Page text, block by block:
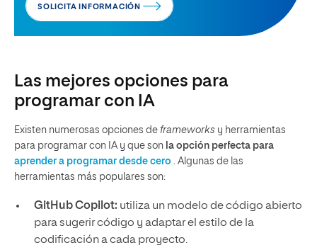
SOLICITA INFORMACIÓN
Las mejores opciones para
programar con IA
Existen numerosas opciones de frameworks y herramientas
para programar con IA y que son la opción perfecta para
aprender a programar desde cero . Algunas de las
herramientas más populares son:
GitHub Copilot: utiliza un modelo de código abierto
para sugerir código y adaptar el estilo de la
codificación a cada proyecto.